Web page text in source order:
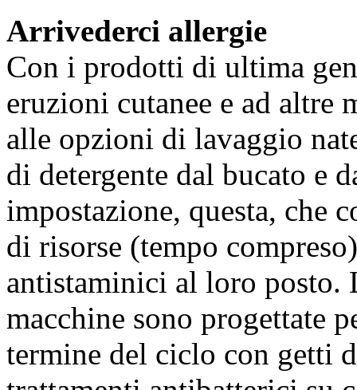
Arrivederci allergie
Con i prodotti di ultima
eruzioni cutanee e ad altre
alle opzioni di lavaggio
di detergente dal bucato e
impostazione, questa, che
di risorse (tempo
antistaminici al loro posto.
macchine sono progettate
termine del ciclo con getti